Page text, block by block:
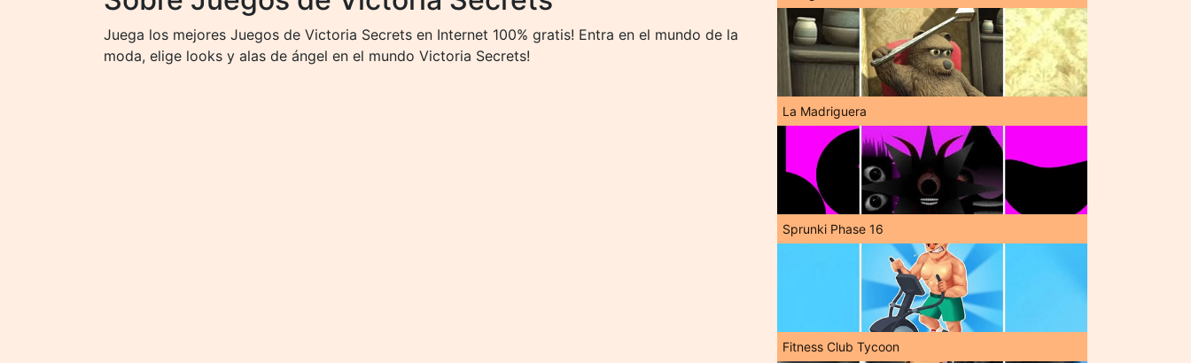
Juega los mejores Juegos de Victoria Secrets en Internet 100% gratis! Entra en el mundo de la
moda, elige looks y alas de ángel en el mundo Victoria Secrets!
La Madriguera
Sprunki Phase 16
Fitness Club Tycoon